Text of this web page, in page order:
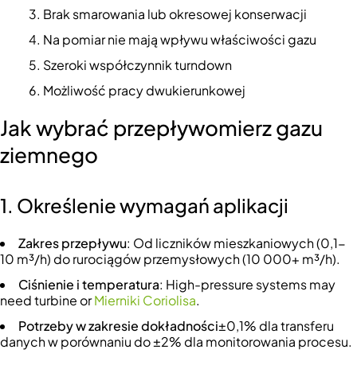
Brak smarowania lub okresowej konserwacji
Na pomiar nie mają wpływu właściwości gazu
Szeroki współczynnik turndown
Możliwość pracy dwukierunkowej
Jak wybrać przepływomierz gazu
ziemnego
1. Określenie wymagań aplikacji
Zakres przepływu: Od liczników mieszkaniowych (0,1-
10 m³/h) do rurociągów przemysłowych (10 000+ m³/h).
Ciśnienie i temperatura: High-pressure systems may
need turbine orMierniki Coriolisa.
Potrzeby w zakresie dokładności±0,1% dla transferu
danych w porównaniu do ±2% dla monitorowania procesu.